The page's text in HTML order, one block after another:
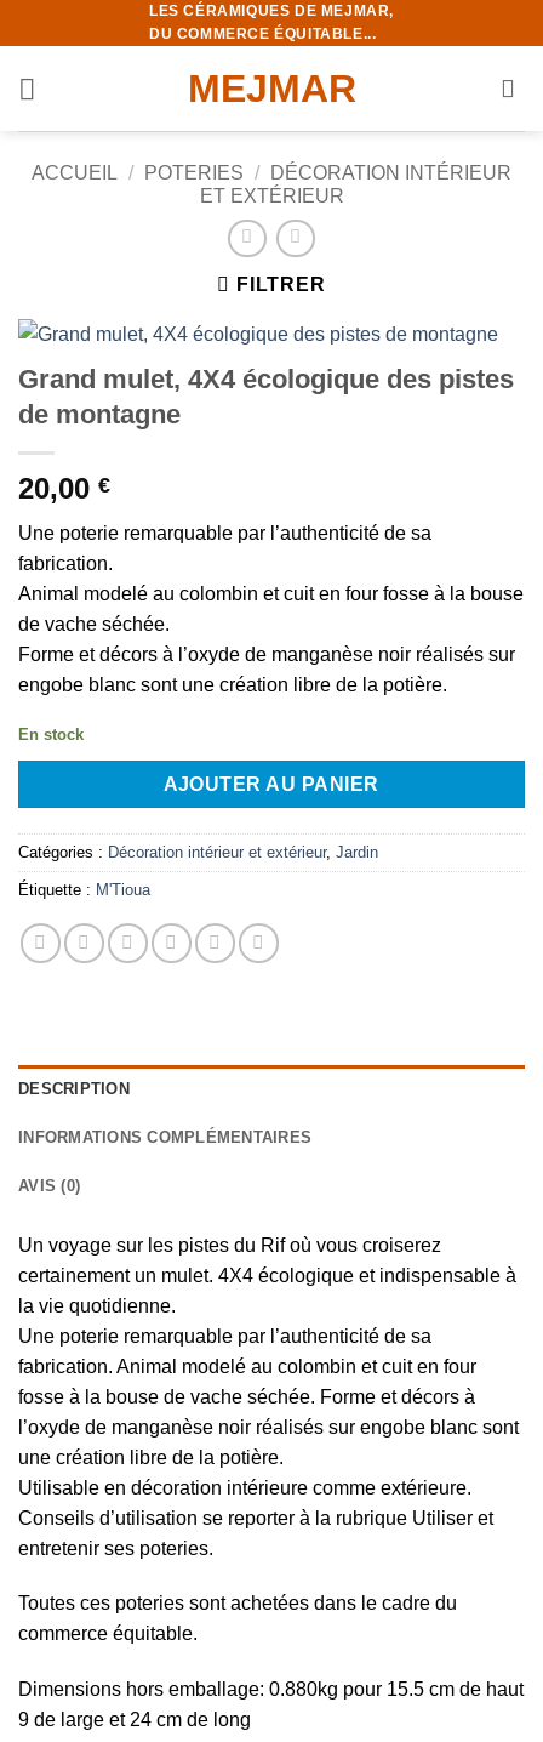
au
contenu
LES CÉRAMIQUES DE MEJMAR,
DU COMMERCE ÉQUITABLE...
MEJMAR
ACCUEIL / POTERIES /
DÉCORATION INTÉRIEUR
ET EXTÉRIEUR
FILTRER
Grand mulet, 4X4 écologique des pistes
de montagne
20,00 €
Une poterie remarquable par l’authenticité de sa
fabrication.
Animal modelé au colombin et cuit en four fosse à la bouse
de vache séchée.
Forme et décors à l’oxyde de manganèse noir réalisés sur
engobe blanc sont une création libre de la potière.
En stock
AJOUTER AU PANIER
Catégories : Décoration intérieur et extérieur, Jardin
Étiquette : M'Tioua
DESCRIPTION
INFORMATIONS COMPLÉMENTAIRES
AVIS (0)
Un voyage sur les pistes du Rif où vous croiserez
certainement un mulet. 4X4 écologique et indispensable à
la vie quotidienne.
Une poterie remarquable par l’authenticité de sa
fabrication. Animal modelé au colombin et cuit en four
fosse à la bouse de vache séchée. Forme et décors à
l’oxyde de manganèse noir réalisés sur engobe blanc sont
une création libre de la potière.
Utilisable en décoration intérieure comme extérieure.
Conseils d’utilisation se reporter à la rubrique Utiliser et
entretenir ses poteries.
Toutes ces poteries sont achetées dans le cadre du
commerce équitable.
Dimensions hors emballage: 0.880kg pour 15.5 cm de haut
9 de large et 24 cm de long